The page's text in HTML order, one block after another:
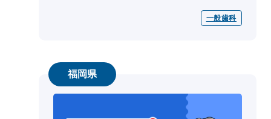
一般歯科
福岡県